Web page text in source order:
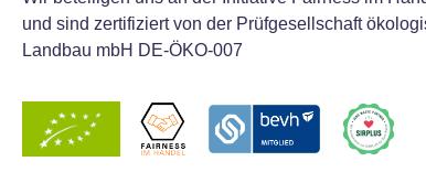
und sind zertifiziert von der Prüfgesellschaft
Landbau mbH DE-ÖKO-007